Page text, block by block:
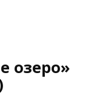
озеро»